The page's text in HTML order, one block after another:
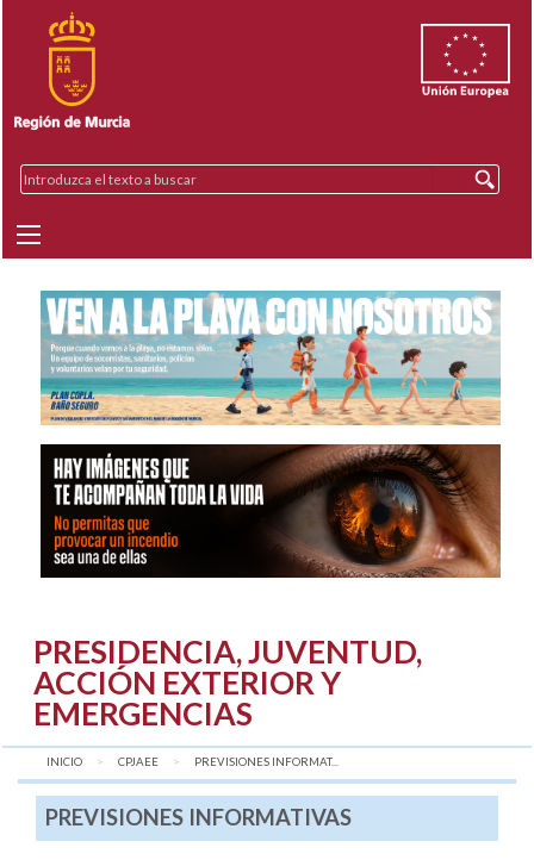
PRESIDENCIA, JUVENTUD,
ACCIÓN EXTERIOR Y
EMERGENCIAS
INICIO CPJAEE AQUÍ:
PREVISIONES INFORMAT...
PREVISIONES INFORMATIVAS